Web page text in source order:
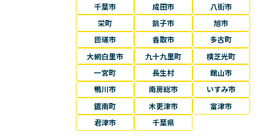
千葉市
成田市
八街市
栄町
銚子市
旭市
匝瑳市
香取市
多古町
大網白里市
九十九里町
横芝光町
一宮町
長生村
館山市
鴨川市
南房総市
いすみ市
鋸南町
木更津市
富津市
君津市
千葉県